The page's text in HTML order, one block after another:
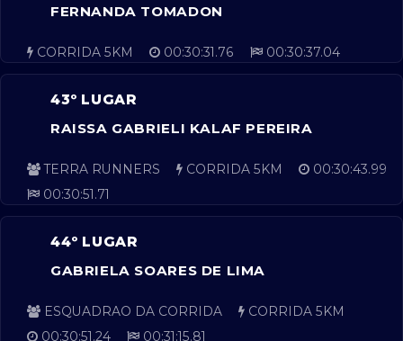
FERNANDA TOMADON
CORRIDA 5KM 00:30:31.76 00:30:37.04
43º LUGAR
RAISSA GABRIELI KALAF PEREIRA
TERRA RUNNERS CORRIDA 5KM
00:30:43.99
00:30:51.71
44º LUGAR
GABRIELA SOARES DE LIMA
ESQUADRAO DA CORRIDA
CORRIDA 5KM
00:30:51.24
00:31:15.81